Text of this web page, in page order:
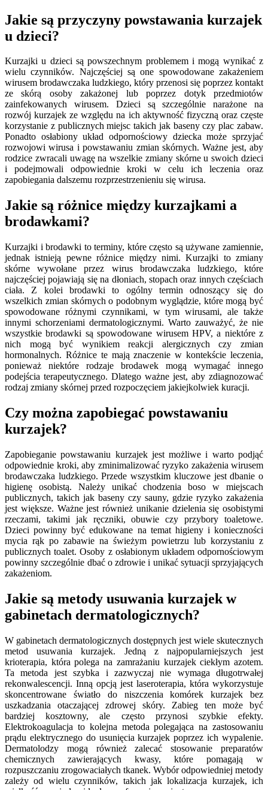
Jakie są przyczyny powstawania kurzajek
u dzieci?
Kurzajki u dzieci są powszechnym problemem i mogą wynikać z
wielu czynników. Najczęściej są one spowodowane zakażeniem
wirusem brodawczaka ludzkiego, który przenosi się poprzez kontakt
ze skórą osoby zakażonej lub poprzez dotyk przedmiotów
zainfekowanych wirusem. Dzieci są szczególnie narażone na
rozwój kurzajek ze względu na ich aktywność fizyczną oraz częste
korzystanie z publicznych miejsc takich jak baseny czy plac zabaw.
Ponadto osłabiony układ odpornościowy dziecka może sprzyjać
rozwojowi wirusa i powstawaniu zmian skórnych. Ważne jest, aby
rodzice zwracali uwagę na wszelkie zmiany skórne u swoich dzieci
i podejmowali odpowiednie kroki w celu ich leczenia oraz
zapobiegania dalszemu rozprzestrzenieniu się wirusa.
Jakie są różnice między kurzajkami a
brodawkami?
Kurzajki i brodawki to terminy, które często są używane zamiennie,
jednak istnieją pewne różnice między nimi. Kurzajki to zmiany
skórne wywołane przez wirus brodawczaka ludzkiego, które
najczęściej pojawiają się na dłoniach, stopach oraz innych częściach
ciała. Z kolei brodawki to ogólny termin odnoszący się do
wszelkich zmian skórnych o podobnym wyglądzie, które mogą być
spowodowane różnymi czynnikami, w tym wirusami, ale także
innymi schorzeniami dermatologicznymi. Warto zauważyć, że nie
wszystkie brodawki są spowodowane wirusem HPV, a niektóre z
nich mogą być wynikiem reakcji alergicznych czy zmian
hormonalnych. Różnice te mają znaczenie w kontekście leczenia,
ponieważ niektóre rodzaje brodawek mogą wymagać innego
podejścia terapeutycznego. Dlatego ważne jest, aby zdiagnozować
rodzaj zmiany skórnej przed rozpoczęciem jakiejkolwiek kuracji.
Czy można zapobiegać powstawaniu
kurzajek?
Zapobieganie powstawaniu kurzajek jest możliwe i warto podjąć
odpowiednie kroki, aby zminimalizować ryzyko zakażenia wirusem
brodawczaka ludzkiego. Przede wszystkim kluczowe jest dbanie o
higienę osobistą. Należy unikać chodzenia boso w miejscach
publicznych, takich jak baseny czy sauny, gdzie ryzyko zakażenia
jest większe. Ważne jest również unikanie dzielenia się osobistymi
rzeczami, takimi jak ręczniki, obuwie czy przybory toaletowe.
Dzieci powinny być edukowane na temat higieny i konieczności
mycia rąk po zabawie na świeżym powietrzu lub korzystaniu z
publicznych toalet. Osoby z osłabionym układem odpornościowym
powinny szczególnie dbać o zdrowie i unikać sytuacji sprzyjających
zakażeniom.
Jakie są metody usuwania kurzajek w
gabinetach dermatologicznych?
W gabinetach dermatologicznych dostępnych jest wiele skutecznych
metod usuwania kurzajek. Jedną z najpopularniejszych jest
krioterapia, która polega na zamrażaniu kurzajek ciekłym azotem.
Ta metoda jest szybka i zazwyczaj nie wymaga długotrwałej
rekonwalescencji. Inną opcją jest laseroterapia, która wykorzystuje
skoncentrowane światło do niszczenia komórek kurzajek bez
uszkadzania otaczającej zdrowej skóry. Zabieg ten może być
bardziej kosztowny, ale często przynosi szybkie efekty.
Elektrokoagulacja to kolejna metoda polegająca na zastosowaniu
prądu elektrycznego do usunięcia kurzajek poprzez ich wypalenie.
Dermatolodzy mogą również zalecać stosowanie preparatów
chemicznych zawierających kwasy, które pomagają w
rozpuszczaniu zrogowaciałych tkanek. Wybór odpowiedniej metody
zależy od wielu czynników, takich jak lokalizacja kurzajek, ich